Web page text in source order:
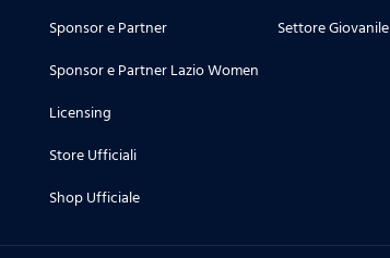
Sponsor e Partner
Sponsor e Partner Lazio Women
Licensing
Store Ufficiali
Shop Ufficiale
Settore Giovanile